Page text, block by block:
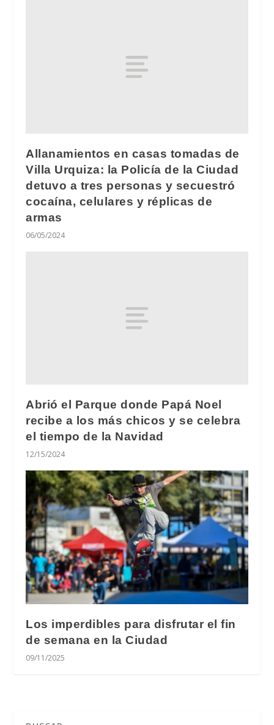
Allanamientos en casas tomadas de
Villa Urquiza: la Policía de la Ciudad
detuvo a tres personas y secuestró
cocaína, celulares y réplicas de
armas
06/05/2024
Abrió el Parque donde Papá Noel
recibe a los más chicos y se celebra
el tiempo de la Navidad
12/15/2024
Los imperdibles para disfrutar el fin
de semana en la Ciudad
09/11/2025